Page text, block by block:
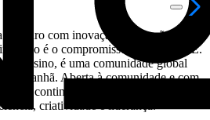
o futuro com inovação, disrupção,
é o compromisso da Nova SBE.
de ensino, é uma comunidade global
o amanhã. Aberta à comunidade e com
continua a afirmar-se como uma
criatividade e liderança.